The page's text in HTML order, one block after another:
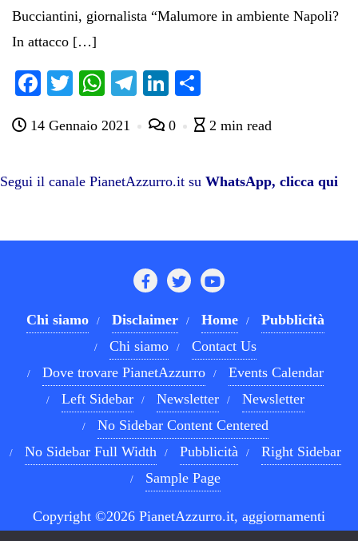
Bucciantini, giornalista “Malumore in ambiente Napoli?
In attacco […]
Fa
bo
T
tte
W
ts
pp
Te
gr
m
Li
ed di
di
14 Gennaio 2021 0 2 min read
Segui il canale PianetAzzurro.it su WhatsApp, clicca qui
Chi siamo Disclaimer Home
Pubblicità
Chi siamo
Contact Us
Dove trovare PianetAzzurro
Events Calendar
Left Sidebar
Newsletter
Newsletter
No Sidebar Content Centered
No Sidebar Full Width
Pubblicità
Right Sidebar
Sample Page
Copyright ©2026 PianetAzzurro.it, aggiornamenti